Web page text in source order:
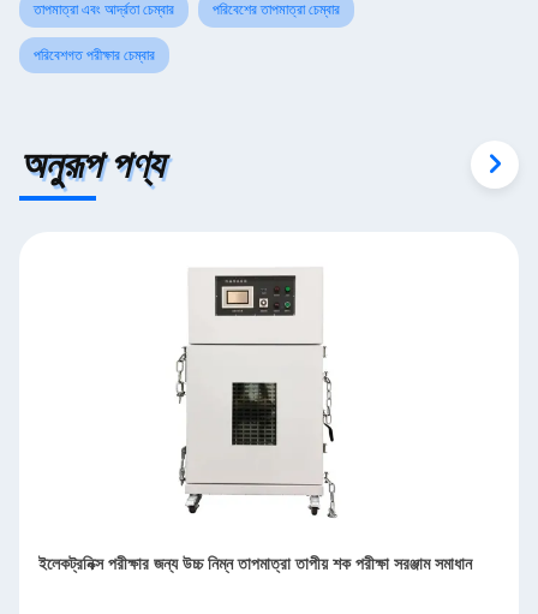
তাপমাত্রা এবং আর্দ্রতা চেম্বার পরিবেশের তাপমাত্রা চেম্বার
পরিবেশগত পরীক্ষার চেম্বার
অনুরূপ পণ্য
ইলেকট্রনিক্স পরীক্ষার জন্য উচ্চ নিম্ন তাপমাত্রা তাপীয় শক পরীক্ষা সরঞ্জাম সমাধান